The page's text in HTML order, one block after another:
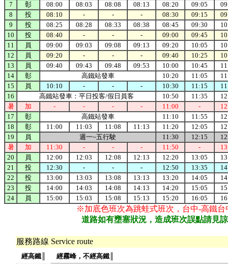
7
彰 08:00 08:03 08:08 08:13 08:20 09:05
8
投 08:10 - - - 08:30 09:15
9
投 08:25 08:28 08:33 08:38 08:45 09:30
10
投 08:40 - - - 09:00 09:45
11
員 09:00 09:03 09:08 09:13 09:20 10:05
12
員 09:20 - - - 09:40 10:25
13
員 09:40 09:43 09:48 09:53 10:00 10:45
14
彰 高鐵站發車 10:20 11:05
15
員 10:10 - - - 10:30 11:15
16
高鐵站發車：平日投客/假日員客 10:50 11:35
暑
加 - - - - 11:00 -
17
彰 高鐵站發車 11:10 11:55
18
彰 11:00 11:03 11:08 11:13 11:20 12:05
19
員 週一~五行駛 11:30 12:15
暑
加 11:30 - - - 11:50 -
20
員 12:00 12:03 12:08 12:13 12:20 13:05
21
投 12:30 - - - 12:50 13:35
22
投 13:00 13:03 13:08 13:13 13:20 14:05
23
投 14:00 14:03 14:08 14:13 14:20 15:05
24
員 15:00 15:03 15:08 15:13 15:20 16:05
※加底色班次為跳蛙式班次，台中-高鐵
道路如有壅塞狀況，造成班次誤點請見
服務路線 Service route
經高鐵║ 經霧峰，不經高鐵║